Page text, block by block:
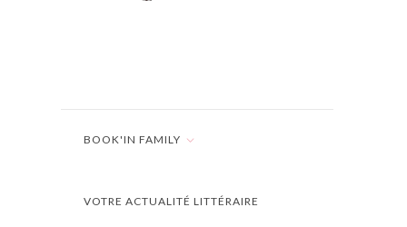
BOOK'IN FAMILY
VOTRE ACTUALITÉ LITTÉRAIRE